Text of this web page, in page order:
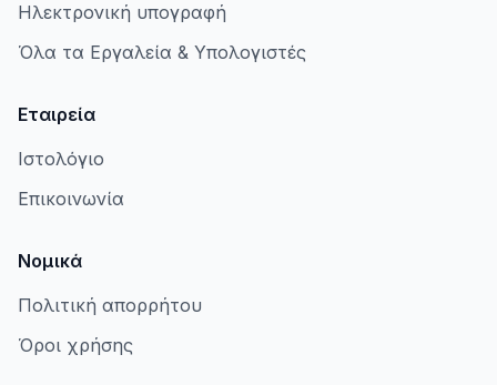
Ηλεκτρονική υπογραφή
Όλα τα Εργαλεία & Υπολογιστές
Εταιρεία
Ιστολόγιο
Επικοινωνία
Νομικά
Πολιτική απορρήτου
Όροι χρήσης